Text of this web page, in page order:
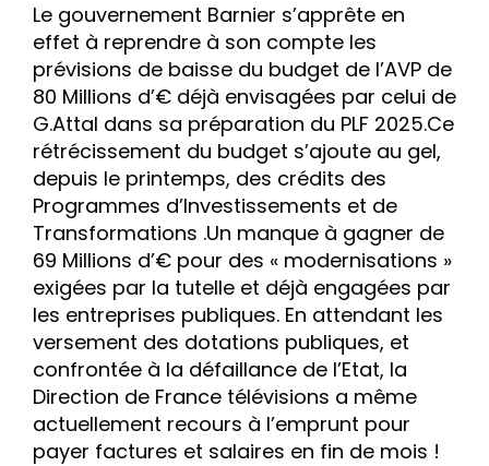
Le gouvernement Barnier s’apprête en
effet à reprendre à son compte les
prévisions de baisse du budget de l’AVP de
80 Millions d’€ déjà envisagées par celui de
G.Attal dans sa préparation du PLF 2025.Ce
rétrécissement du budget s’ajoute au gel,
depuis le printemps, des crédits des
Programmes d’Investissements et de
Transformations .Un manque à gagner de
69 Millions d’€ pour des « modernisations »
exigées par la tutelle et déjà engagées par
les entreprises publiques. En attendant les
versement des dotations publiques, et
confrontée à la défaillance de l’Etat, la
Direction de France télévisions a même
actuellement recours à l’emprunt pour
payer factures et salaires en fin de mois !